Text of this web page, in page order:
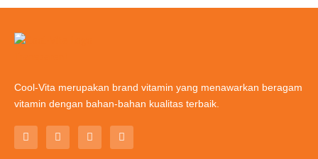
Cool-Vita merupakan brand vitamin yang menawarkan beragam
vitamin dengan bahan-bahan kualitas terbaik.
T
i
k
I
n
s
L
i
n
Y
o
u